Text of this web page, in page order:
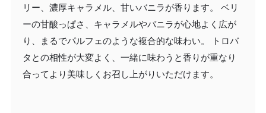
リー、濃厚キャラメル、甘いバニラが香ります。 ベリ
ーの甘酸っぱさ、キャラメルやバニラが心地よく広が
り、まるでパルフェのような複合的な味わい。 トロバ
タとの相性が大変よく、一緒に味わうと香りが重なり
合ってより美味しくお召し上がりいただけます。